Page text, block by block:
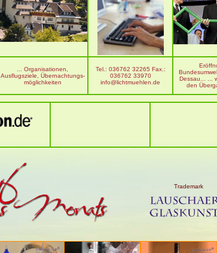
Trademark
... Organisationen,
Ausflugsziele, Übernachtungs-
möglichkeiten
Tel.: 036762 32265 Fax.:
036762 33970
info@lichtmuehlen.de
Dessau... ...
den